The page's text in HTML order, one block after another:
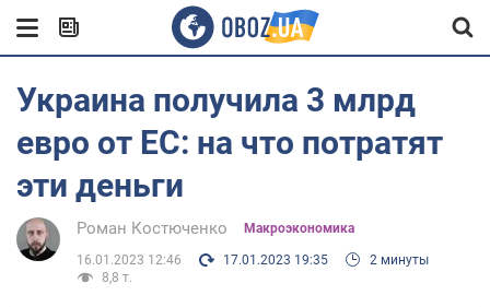
Украина получила 3 млрд
евро от ЕС: на что потратят
эти деньги
Роман Костюченко Mакроэкономика
16.01.2023 12:46 17.01.2023 19:35
2 минуты
8,8 т.